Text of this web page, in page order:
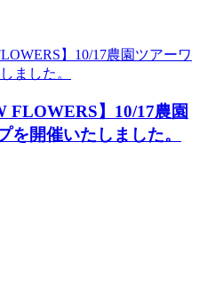
FLOWERS】10/17農園
を開催いたしました。